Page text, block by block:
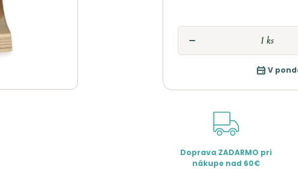
V
Doprava ZADARMO pri
nákupe nad 60€